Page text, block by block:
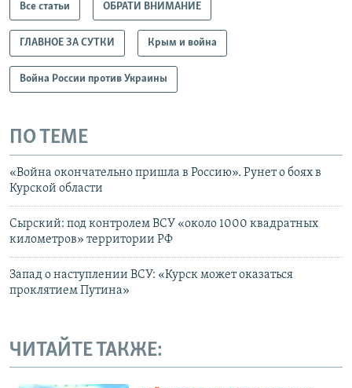
Все статьи ОБРАТИ ВНИМАНИЕ
ГЛАВНОЕ ЗА СУТКИ Крым и война
Война России против Украины
ПО ТЕМЕ
«Война окончательно пришла в Россию». Рунет о боях в
Курской области
Сырский: под контролем ВСУ «около 1000 квадратных
километров» территории РФ
Запад о наступлении ВСУ: «Курск может оказаться
проклятием Путина»
ЧИТАЙТЕ ТАКЖЕ: